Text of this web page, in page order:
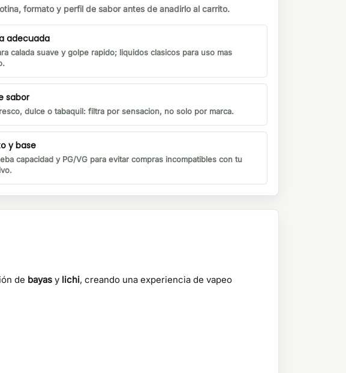
formato y perfil de sabor antes de anadirlo al carrito.
adecuada
calada suave y golpe rapido; liquidos clasicos para uso mas
sabor
dulce o tabaquil: filtra por sensacion, no solo por marca.
y base
capacidad y PG/VG para evitar compras incompatibles con tu
de bayas y lichi, creando una experiencia de vapeo